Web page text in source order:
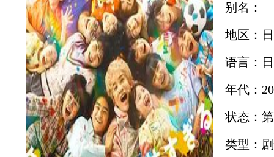
别名：
地区：
语言：
年代：
状态：
类型：